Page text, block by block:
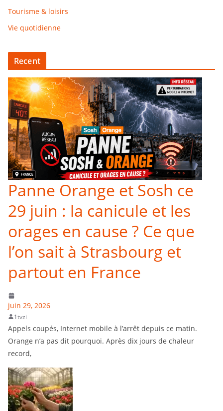
Tourisme & loisirs
Vie quotidienne
Recent
Panne Orange et Sosh ce
29 juin : la canicule et les
orages en cause ? Ce que
l’on sait à Strasbourg et
partout en France
juin 29, 2026
1tvzi
Appels coupés, Internet mobile à l’arrêt depuis ce matin.
Orange n’a pas dit pourquoi. Après dix jours de chaleur
record,